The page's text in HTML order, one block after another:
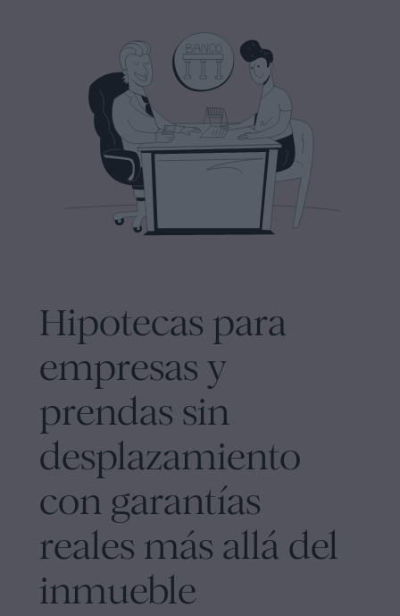
Notariales
Contenidos
Personalizar
cookies
Síguenos
redes
sociales
puede
firmar
hipoteca
Hipotecas para
empresas y
prendas sin
desplazamiento
con garantías
reales más allá del
inmueble